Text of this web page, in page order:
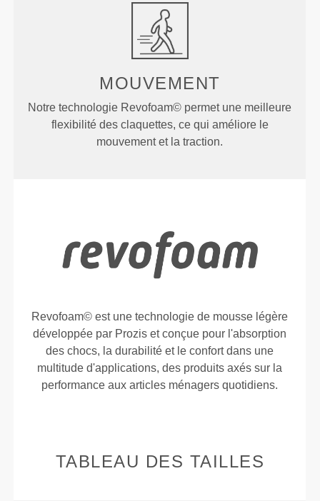
MOUVEMENT
Notre technologie Revofoam© permet une meilleure
flexibilité des claquettes, ce qui améliore le
mouvement et la traction.
Revofoam© est une technologie de mousse légère
développée par Prozis et conçue pour l'absorption
des chocs, la durabilité et le confort dans une
multitude d'applications, des produits axés sur la
performance aux articles ménagers quotidiens.
TABLEAU DES TAILLES